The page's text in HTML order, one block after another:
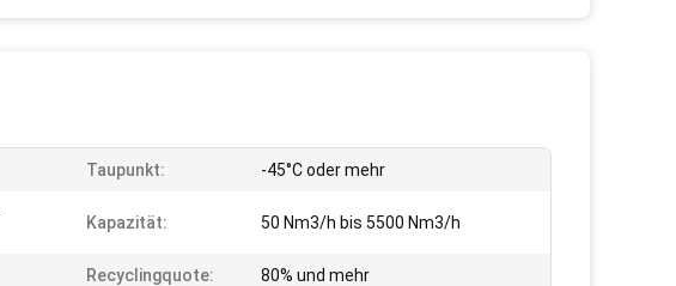
Taupunkt: -45°C oder mehr
Kapazität: 50 Nm3/h bis 5500 Nm3/h
Recyclingquote: 80% und mehr